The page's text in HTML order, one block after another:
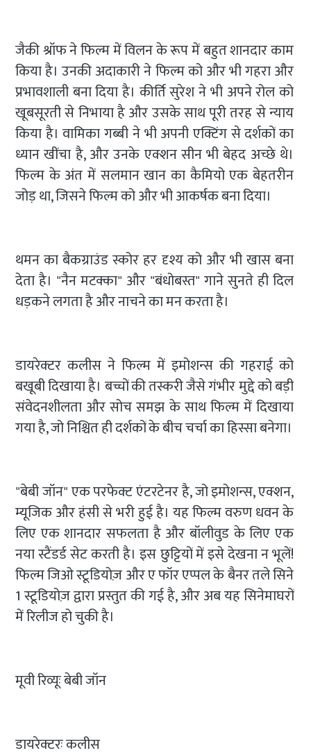
जैकी श्रॉफ ने फिल्म में विलन के रूप में बहुत शानदार काम
किया है। उनकी अदाकारी ने फिल्म को और भी गहरा और
प्रभावशाली बना दिया है। कीर्ति सुरेश ने भी अपने रोल को
खूबसूरती से निभाया है और उसके साथ पूरी तरह से न्याय
किया है। वामिका गब्बी ने भी अपनी एक्टिंग से दर्शकों का
ध्यान खींचा है, और उनके एक्शन सीन भी बेहद अच्छे थे।
फिल्म के अंत में सलमान खान का कैमियो एक बेहतरीन
जोड़ था, जिसने फिल्म को और भी आकर्षक बना दिया।
थमन का बैकग्राउंड स्कोर हर दृश्य को और भी खास बना
देता है। "नैन मटक्का" और "बंधोबस्त" गाने सुनते ही दिल
धड़कने लगता है और नाचने का मन करता है।
डायरेक्टर कलीस ने फिल्म में इमोशन्स की गहराई को
बखूबी दिखाया है। बच्चों की तस्करी जैसे गंभीर मुद्दे को बड़ी
संवेदनशीलता और सोच समझ के साथ फिल्म में दिखाया
गया है, जो निश्चित ही दर्शकों के बीच चर्चा का हिस्सा बनेगा।
"बेबी जॉन" एक परफेक्ट एंटरटेनर है, जो इमोशन्स, एक्शन,
म्यूजिक और हंसी से भरी हुई है। यह फिल्म वरुण धवन के
लिए एक शानदार सफलता है और बॉलीवुड के लिए एक
नया स्टैंडर्ड सेट करती है। इस छुट्टियों में इसे देखना न भूलें!
फिल्म जिओ स्टूडियोज़ और ए फॉर एप्पल के बैनर तले सिने
1 स्टूडियोज़ द्वारा प्रस्तुत की गई है, और अब यह सिनेमाघरों
में रिलीज हो चुकी है।
मूवी रिव्यूः बेबी जॉन
डायरेक्टरः कलीस